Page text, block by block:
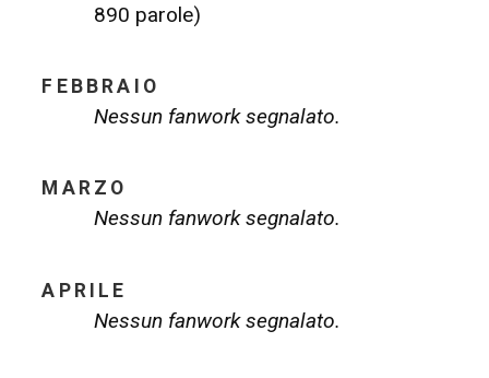
890 parole)
FEBBRAIO
Nessun fanwork segnalato.
MARZO
Nessun fanwork segnalato.
APRILE
Nessun fanwork segnalato.